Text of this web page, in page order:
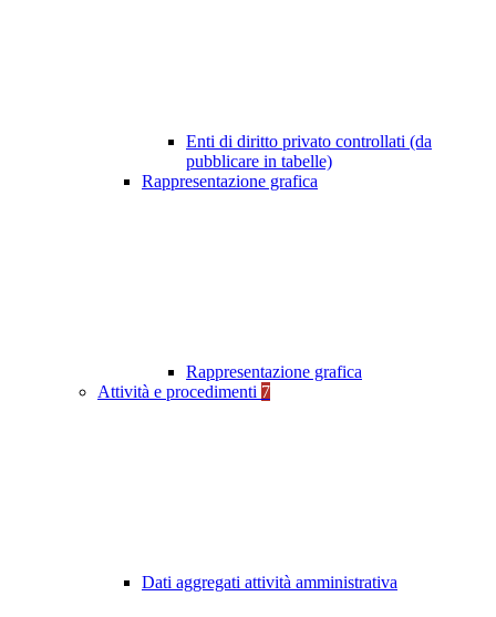
Enti di diritto privato controllati (da
pubblicare in tabelle)
Rappresentazione grafica
Rappresentazione grafica
Attività e procedimenti 7
Dati aggregati attività amministrativa